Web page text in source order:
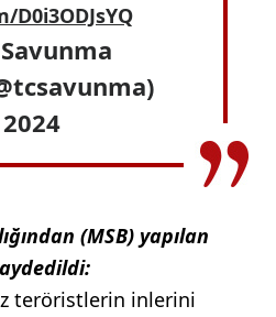
(MSB) yapılan
teröristlerin inlerini